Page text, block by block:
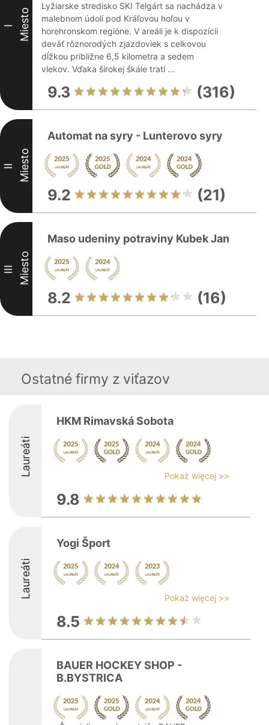
I Miesto
Lyžiarske stredisko SKI Telgárt sa nachádza v
malebnom údolí pod Kráľovou hoľou v
horehronskom regióne. V areáli je k dispozícii
deväť rôznorodých zjazdoviek s celkovou
dĺžkou približne 6,5 kilometra a sedem
vlekov. Vďaka širokej škále tratí ...
9.3 (316)
II Miesto
Automat na syry - Lunterovo syry
9.2 (21)
III Miesto
Maso udeniny potraviny Kubek Jan
8.2 (16)
Ostatné firmy z viťazov
Laureáti
HKM Rimavská Sobota
Pokaż więcej >>
9.8
Laureáti
Yogi Šport
Pokaż więcej >>
8.5
BAUER HOCKEY SHOP -
B.BYSTRICA